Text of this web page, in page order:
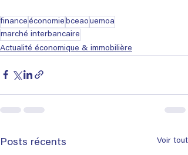
finance économie bceao uemoa
marché interbancaire
Actualité économique & immobilière
Posts récents Voir tout